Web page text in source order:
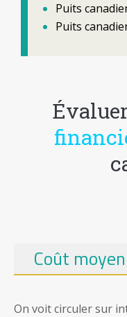
Puits
Puits
Coût
On voit circuler sur